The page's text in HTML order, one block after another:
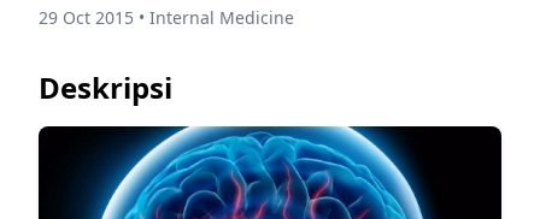
29 Oct 2015 • Internal Medicine
Deskripsi